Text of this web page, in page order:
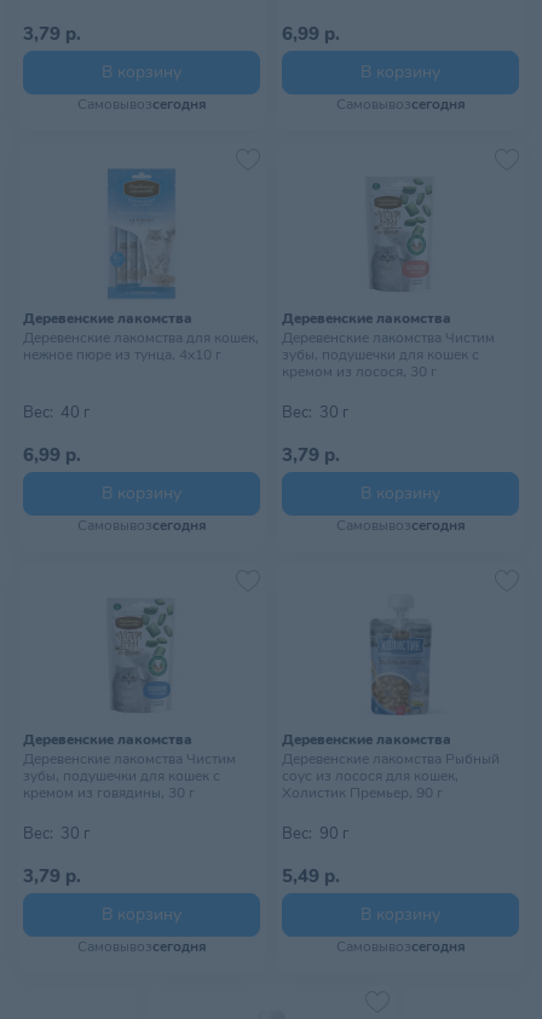
3,79 р.
В корзину
Самовывозсегодня
6,99 р.
В корзину
Самовывозсегодня
Деревенские лакомства
Деревенские лакомства для кошек,
нежное пюре из тунца, 4х10 г
Вес: 40 г
6,99 р.
В корзину
Самовывозсегодня
Деревенские лакомства
Деревенские лакомства Чистим
зубы, подушечки для кошек с
кремом из лосося, 30 г
Вес: 30 г
3,79 р.
В корзину
Самовывозсегодня
Деревенские лакомства
Деревенские лакомства Чистим
зубы, подушечки для кошек с
кремом из говядины, 30 г
Вес: 30 г
3,79 р.
В корзину
Самовывозсегодня
Деревенские лакомства
Деревенские лакомства Рыбный
соус из лосося для кошек,
Холистик Премьер, 90 г
Вес: 90 г
5,49 р.
В корзину
Самовывозсегодня